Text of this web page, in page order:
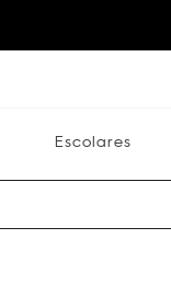
Escolares